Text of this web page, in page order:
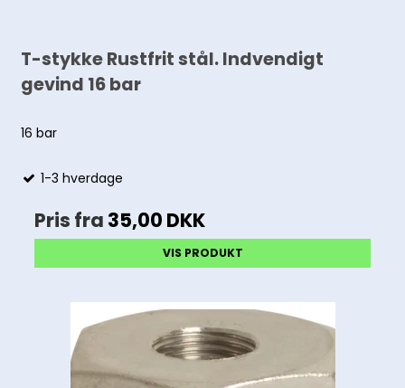
T-stykke Rustfrit stål. Indvendigt
gevind 16 bar
16 bar
1-3 hverdage
Pris fra 35,00 DKK
VIS PRODUKT